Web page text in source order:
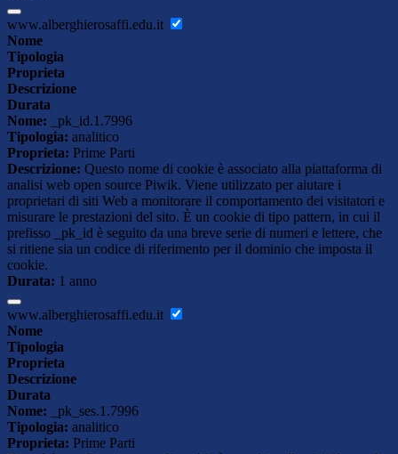
www.alberghierosaffi.edu.it
Nome
Tipologia
Proprieta
Descrizione
Durata
Nome: _pk_id.1.7996
Tipologia: analitico
Proprieta: Prime Parti
Descrizione: Questo nome di cookie è associato alla piattaforma di
analisi web open source Piwik. Viene utilizzato per aiutare i
proprietari di siti Web a monitorare il comportamento dei visitatori e
misurare le prestazioni del sito. È un cookie di tipo pattern, in cui il
prefisso _pk_id è seguito da una breve serie di numeri e lettere, che
si ritiene sia un codice di riferimento per il dominio che imposta il
cookie.
Durata: 1 anno
www.alberghierosaffi.edu.it
Nome
Tipologia
Proprieta
Descrizione
Durata
Nome: _pk_ses.1.7996
Tipologia: analitico
Proprieta: Prime Parti